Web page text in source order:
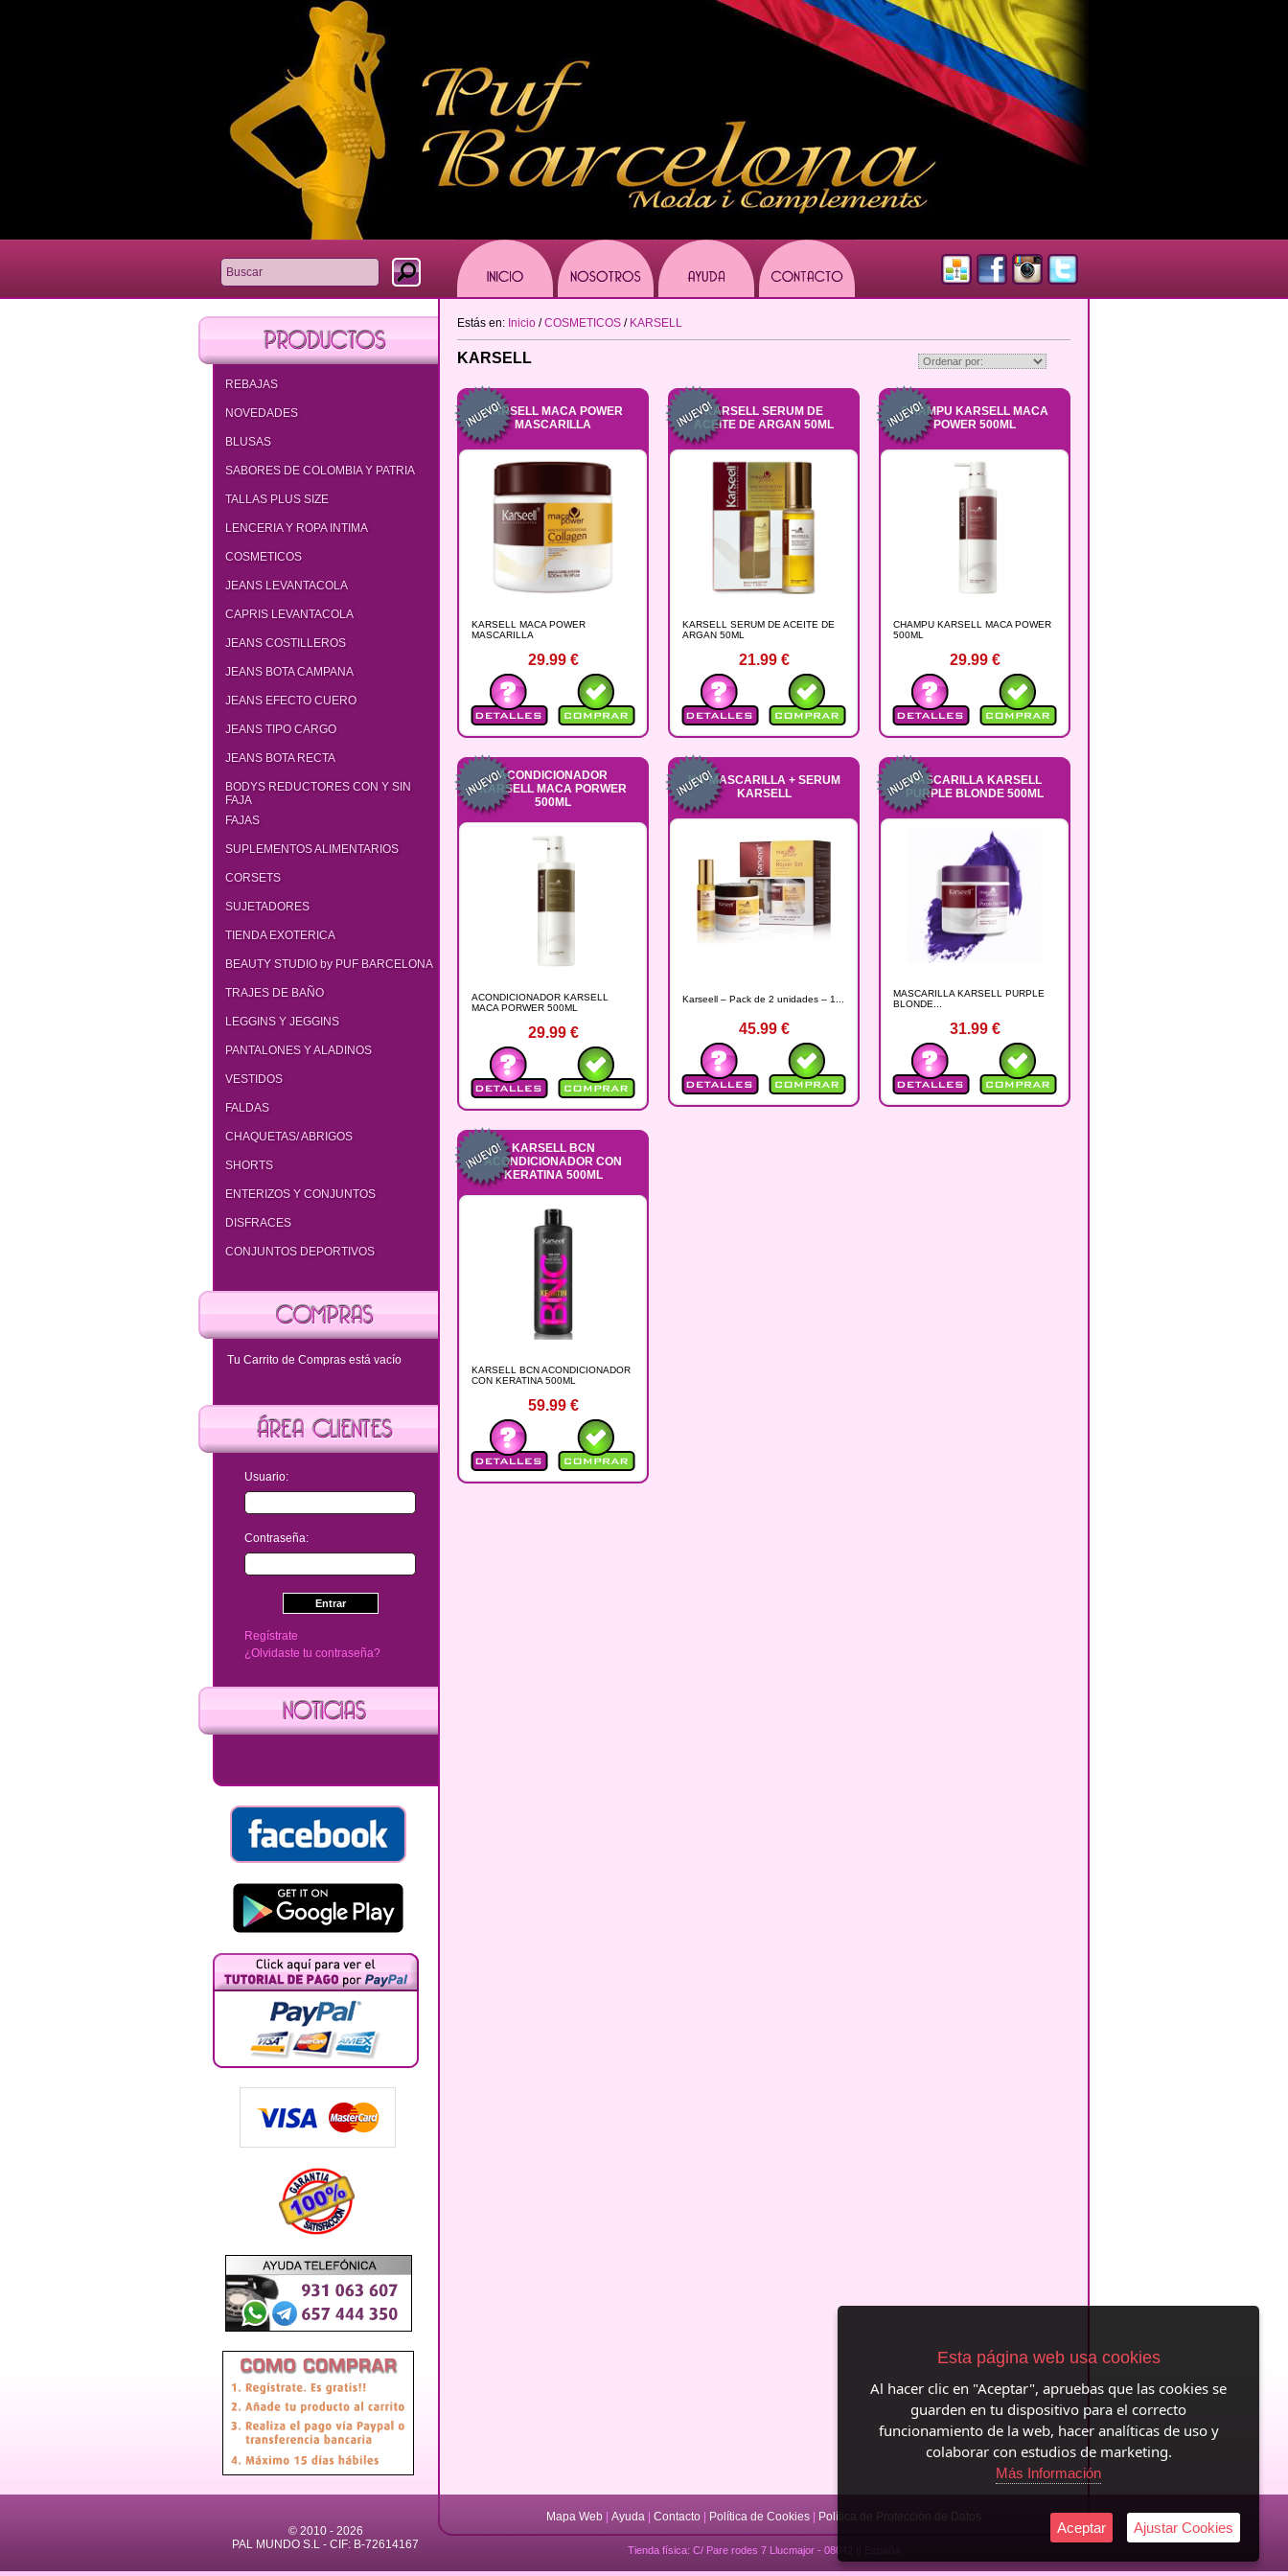
REBAJAS
NOVEDADES
BLUSAS
SABORES DE COLOMBIA Y PATRIA
TALLAS PLUS SIZE
LENCERIA Y ROPA INTIMA
COSMETICOS
JEANS LEVANTACOLA
CAPRIS LEVANTACOLA
JEANS COSTILLEROS
JEANS BOTA CAMPANA
JEANS EFECTO CUERO
JEANS TIPO CARGO
JEANS BOTA RECTA
BODYS REDUCTORES CON Y SIN
FAJA
FAJAS
SUPLEMENTOS ALIMENTARIOS
CORSETS
SUJETADORES
TIENDA EXOTERICA
BEAUTY STUDIO by PUF BARCELONA
TRAJES DE BAÑO
LEGGINS Y JEGGINS
PANTALONES Y ALADINOS
VESTIDOS
FALDAS
CHAQUETAS/ ABRIGOS
SHORTS
ENTERIZOS Y CONJUNTOS
DISFRACES
CONJUNTOS DEPORTIVOS
Tu Carrito de Compras está vacío
Usuario:
Contraseña:
Regístrate
¿Olvidaste tu contraseña?
Estás en: Inicio /COSMETICOS / KARSELL
KARSELL
KARSELL MACA POWER
MASCARILLA
KARSELL MACA POWER
MASCARILLA
29.99€
KARSELL SERUM DE
ACEITE DE ARGAN 50ML
KARSELL SERUM DE ACEITE DE
ARGAN 50ML
21.99€
CHAMPU KARSELL MACA
POWER 500ML
CHAMPU KARSELL MACA POWER
500ML
29.99€
ACONDICIONADOR
KARSELL MACA PORWER
500ML
ACONDICIONADOR KARSELL
MACA PORWER 500ML
29.99€
KIT MASCARILLA + SERUM
KARSELL
Karseell – Pack de 2 unidades – 1...
45.99€
MASCARILLA KARSELL
PURPLE BLONDE 500ML
MASCARILLA KARSELL PURPLE
BLONDE...
31.99€
KARSELL BCN
ACONDICIONADOR CON
KERATINA 500ML
KARSELL BCN ACONDICIONADOR
CON KERATINA 500ML
59.99€
© 2010 -2026
PAL MUNDO S.L - CIF: B-72614167
Mapa Web Ayuda Contacto Política de Cookies Política de Protección de Datos
Tienda física: C/ Pare rodes 7 Llucmajor - 08042 || España
Esta página web usa cookies
Al hacer clic en "Aceptar", apruebas que las cookies se
guarden en tu dispositivo para el correcto
funcionamiento de la web, hacer analíticas de uso y
colaborar con estudios de marketing.
Más Información
Aceptar Ajustar Cookies